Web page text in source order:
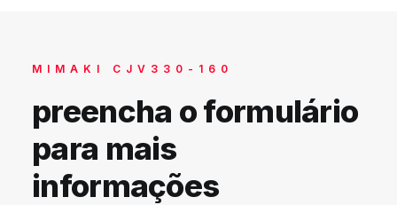
MIMAKI CJV330-160
preencha o formulário
para mais
informações